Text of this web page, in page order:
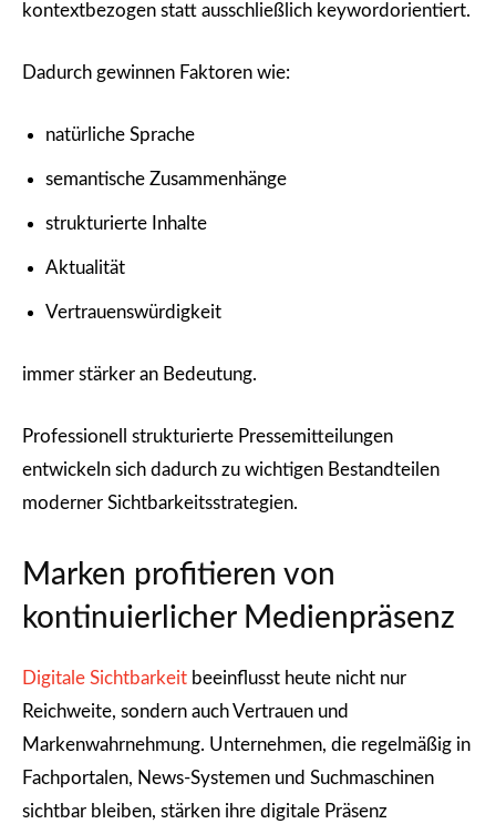
kontextbezogen statt ausschließlich keywordorientiert.
Dadurch gewinnen Faktoren wie:
natürliche Sprache
semantische Zusammenhänge
strukturierte Inhalte
Aktualität
Vertrauenswürdigkeit
immer stärker an Bedeutung.
Professionell strukturierte Pressemitteilungen
entwickeln sich dadurch zu wichtigen Bestandteilen
moderner Sichtbarkeitsstrategien.
Marken profitieren von
kontinuierlicher Medienpräsenz
Digitale Sichtbarkeit beeinflusst heute nicht nur
Reichweite, sondern auch Vertrauen und
Markenwahrnehmung. Unternehmen, die regelmäßig in
Fachportalen, News-Systemen und Suchmaschinen
sichtbar bleiben, stärken ihre digitale Präsenz